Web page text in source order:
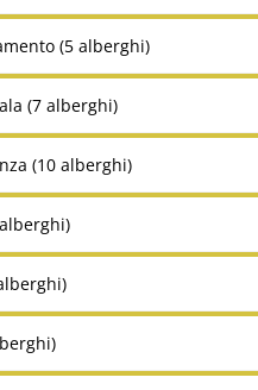
(5 alberghi)
(7 alberghi)
(10 alberghi)